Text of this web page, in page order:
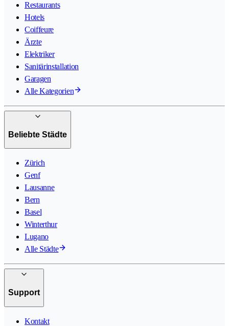
Restaurants
Hotels
Coiffeure
Ärzte
Elektriker
Sanitärinstallation
Garagen
Alle Kategorien
Beliebte Städte
Zürich
Genf
Lausanne
Bern
Basel
Winterthur
Lugano
Alle Städte
Support
Kontakt